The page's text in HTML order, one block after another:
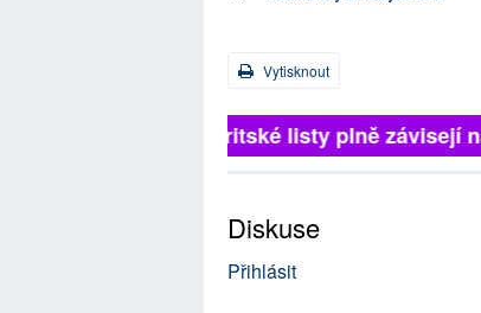
Vytisknout
Britské listy plně
Diskuse
Přihlásit